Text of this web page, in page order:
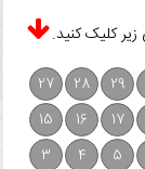
کلیک کنید.
29
28
27
17
16
15
5
4
3